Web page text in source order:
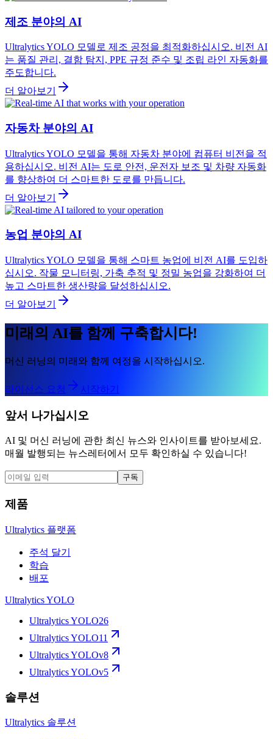
제조 분야의 AI
Ultralytics YOLO 모델로 제조 공정을 최적화하십시오. 비전 AI
는 품질 관리, 결함 탐지, PPE 규정 준수 및 조립 라인 자동화를
주도합니다.
더 알아보기
자동차 분야의 AI
Ultralytics YOLO 모델을 통해 자동차 분야에 컴퓨터 비전을 적
용하십시오. 비전 AI는 도로 안전, 운전자 보조 및 차량 자동화
를 향상하여 더 스마트한 도로를 만듭니다.
더 알아보기
농업 분야의 AI
Ultralytics YOLO 모델을 통해 스마트 농업에 비전 AI를 도입하
십시오. 작물 모니터링, 가축 추적 및 정밀 농업을 강화하여 더
높고 스마트한 생산량을 달성하십시오.
더 알아보기
미래의 AI를 함께 구축합시다!
머신 러닝의 미래와 함께 여정을 시작하십시오.
라이선스 요청 시작하기
앞서 나가십시오
AI 및 머신 러닝에 관한 최신 뉴스와 인사이트를 받아보세요.
매월 발행되는 뉴스레터에서 모두 확인하실 수 있습니다!
구독
제품
Ultralytics 플랫폼
주석 달기
학습
배포
Ultralytics YOLO
Ultralytics YOLO26
Ultralytics YOLO11
Ultralytics YOLOv8
Ultralytics YOLOv5
솔루션
Ultralytics 솔루션